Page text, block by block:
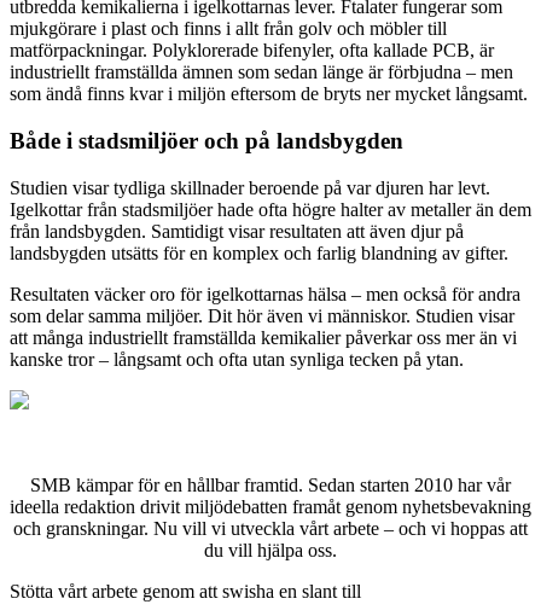
utbredda kemikalierna i igelkottarnas lever. Ftalater fungerar som
mjukgörare i plast och finns i allt från golv och möbler till
matförpackningar. Polyklorerade bifenyler, ofta kallade PCB, är
industriellt framställda ämnen som sedan länge är förbjudna – men
som ändå finns kvar i miljön eftersom de bryts ner mycket långsamt.
Både i stadsmiljöer och på landsbygden
Studien visar tydliga skillnader beroende på var djuren har levt.
Igelkottar från stadsmiljöer hade ofta högre halter av metaller än dem
från landsbygden. Samtidigt visar resultaten att även djur på
landsbygden utsätts för en komplex och farlig blandning av gifter.
Resultaten väcker oro för igelkottarnas hälsa – men också för andra
som delar samma miljöer. Dit hör även vi människor. Studien visar
att många industriellt framställda kemikalier påverkar oss mer än vi
kanske tror – långsamt och ofta utan synliga tecken på ytan.
SMB kämpar för en hållbar framtid. Sedan starten 2010 har vår
ideella redaktion drivit miljödebatten framåt genom nyhetsbevakning
och granskningar. Nu vill vi utveckla vårt arbete – och vi hoppas att
du vill hjälpa oss.
Stötta vårt arbete genom att swisha en slant till